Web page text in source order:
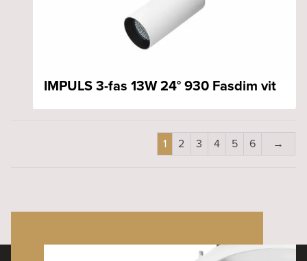
IMPULS 3-fas 13W 24° 930 Fasdim vit
1 2 3 4 5 6 →